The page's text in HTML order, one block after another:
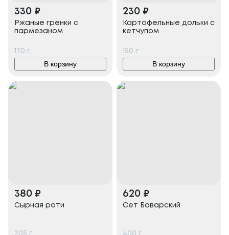
330 ₽
Ржаные гренки с
пармезаном
170 г
В корзину
230 ₽
Картофельные дольки с
кетчупом
150 г
В корзину
380 ₽
Сырная роти
205 г
620 ₽
Сет Баварский
400 г